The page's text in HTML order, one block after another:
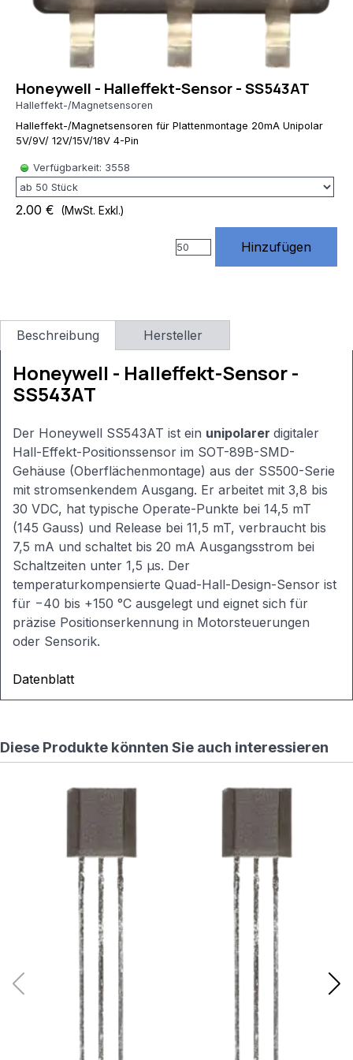
RewriteRule
^(.*)$
https://www.rossmann-
onlineshop.de/$1
[R=301,L] # 3)
index.php
entfernen
RewriteCond
%
\s/index\.php[\s?]
RewriteRule
^index\.php$
https://www.rossmann-
# (Diese
Regeln
X5 benötigt –
NICHT
löschen!)
%
{REQUEST_FILENAME}
!-f
RewriteCond
%
{REQUEST_FILENAME}
!-d
RewriteRule .
/index.php [L]
Honeywell - Halleffekt-Sensor - SS543AT
Halleffekt-/Magnetsensoren
Halleffekt-/Magnetsensoren für Plattenmontage 20mA Unipolar
5V/9V/ 12V/15V/18V 4-Pin
Verfügbarkeit: 3558
2.00 € (MwSt. Exkl.)
Hinzufügen
Beschreibung Hersteller
Honeywell - Halleffekt-Sensor -
SS543AT
Der Honeywell SS543AT ist ein unipolarer digitaler
Hall-Effekt-Positionssensor im SOT-89B-SMD-
Gehäuse (Oberflächenmontage) aus der SS500-Serie
mit stromsenkendem Ausgang. Er arbeitet mit 3,8 bis
30 VDC, hat typische Operate-Punkte bei 14,5 mT
(145 Gauss) und Release bei 11,5 mT, verbraucht bis
7,5 mA und schaltet bis 20 mA Ausgangsstrom bei
Schaltzeiten unter 1,5 µs. Der
temperaturkompensierte Quad-Hall-Design-Sensor ist
für −40 bis +150 °C ausgelegt und eignet sich für
präzise Positionserkennung in Motorsteuerungen
oder Sensorik.
Datenblatt
Diese Produkte könnten Sie auch interessieren